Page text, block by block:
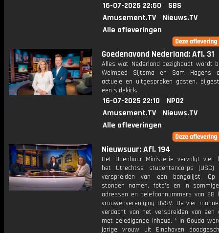
16-07-2025 22:50
SBS
Amusement.TV
Nieuws.TV
Alle afleveringen
Goedenavond Nederland: Afl. 31
Alles wat Nederland bezighoudt wordt
Welmoed Sijtsma en Sam Hagens
actuele en uitgesproken gasten,
een sidekick.
16-07-2025 22:10
NPO2
Amusement.TV
Nieuws.TV
Alle afleveringen
Nieuwsuur: Afl. 194
Het Openbaar Ministerie vervolgt vier
het Utrechtse studentencorps
verspreiden van een bangalijst.
stonden namen, foto's en in
adressen en telefoonnummers van 28
vrouwenvereniging UVSV. De vier
verdacht van het verspreiden van een
met beledigende inhoud. * In Gouda
jarige vrouw uit Eindhoven